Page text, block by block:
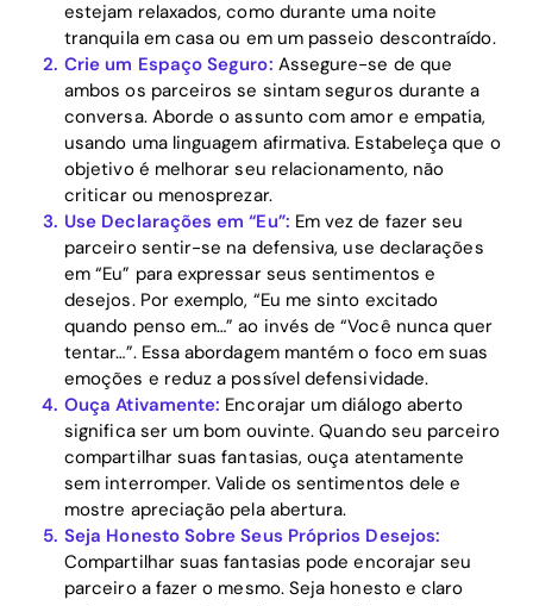
Blog
Download
estejam relaxados, como durante uma noite
tranquila em casa ou em um passeio descontraído.
Crie um Espaço Seguro: Assegure-se de que
ambos os parceiros se sintam seguros durante a
conversa. Aborde o assunto com amor e empatia,
usando uma linguagem afirmativa. Estabeleça que o
objetivo é melhorar seu relacionamento, não
criticar ou menosprezar.
Use Declarações em “Eu”: Em vez de fazer seu
parceiro sentir-se na defensiva, use declarações
em “Eu” para expressar seus sentimentos e
desejos. Por exemplo, “Eu me sinto excitado
quando penso em…” ao invés de “Você nunca quer
tentar…”. Essa abordagem mantém o foco em suas
emoções e reduz a possível defensividade.
Ouça Ativamente: Encorajar um diálogo aberto
significa ser um bom ouvinte. Quando seu parceiro
compartilhar suas fantasias, ouça atentamente
sem interromper. Valide os sentimentos dele e
mostre apreciação pela abertura.
Seja Honesto Sobre Seus Próprios Desejos:
Compartilhar suas fantasias pode encorajar seu
parceiro a fazer o mesmo. Seja honesto e claro